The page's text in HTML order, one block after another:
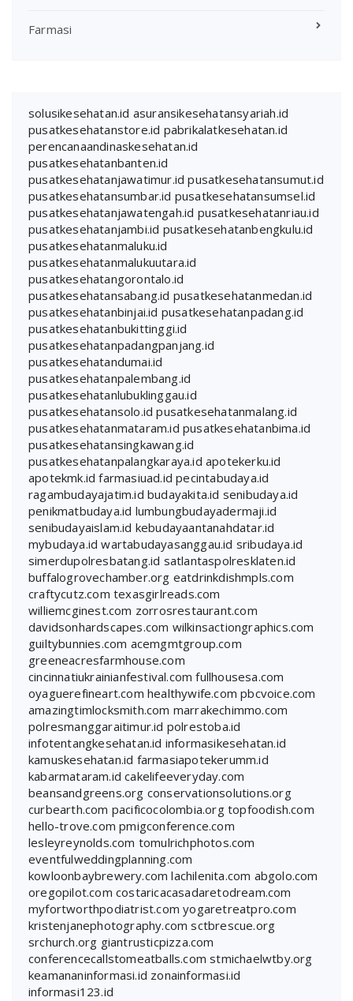
Farmasi
solusikesehatan.id asuransikesehatansyariah.id
pusatkesehatanstore.id pabrikalatkesehatan.id
perencanaandinaskesehatan.id
pusatkesehatanbanten.id
pusatkesehatanjawatimur.id pusatkesehatansumut.id
pusatkesehatansumbar.id pusatkesehatansumsel.id
pusatkesehatanjawatengah.id pusatkesehatanriau.id
pusatkesehatanjambi.id pusatkesehatanbengkulu.id
pusatkesehatanmaluku.id
pusatkesehatanmalukuutara.id
pusatkesehatangorontalo.id
pusatkesehatansabang.id pusatkesehatanmedan.id
pusatkesehatanbinjai.id pusatkesehatanpadang.id
pusatkesehatanbukittinggi.id
pusatkesehatanpadangpanjang.id
pusatkesehatandumai.id
pusatkesehatanpalembang.id
pusatkesehatanlubuklinggau.id
pusatkesehatansolo.id pusatkesehatanmalang.id
pusatkesehatanmataram.id pusatkesehatanbima.id
pusatkesehatansingkawang.id
pusatkesehatanpalangkaraya.id apotekerku.id
apotekmk.id farmasiuad.id pecintabudaya.id
ragambudayajatim.id budayakita.id senibudaya.id
penikmatbudaya.id lumbungbudayadermaji.id
senibudayaislam.id kebudayaantanahdatar.id
mybudaya.id wartabudayasanggau.id sribudaya.id
simerdupolresbatang.id satlantaspolresklaten.id
buffalogrovechamber.org eatdrinkdishmpls.com
craftycutz.com texasgirlreads.com
williemcginest.com zorrosrestaurant.com
davidsonhardscapes.com wilkinsactiongraphics.com
guiltybunnies.com acemgmtgroup.com
greeneacresfarmhouse.com
cincinnatiukrainianfestival.com fullhousesa.com
oyaguerefineart.com healthywife.com pbcvoice.com
amazingtimlocksmith.com marrakechimmo.com
polresmanggaraitimur.id polrestoba.id
infotentangkesehatan.id informasikesehatan.id
kamuskesehatan.id farmasiapotekerumm.id
kabarmataram.id cakelifeeveryday.com
beansandgreens.org conservationsolutions.org
curbearth.com pacificocolombia.org topfoodish.com
hello-trove.com pmigconference.com
lesleyreynolds.com tomulrichphotos.com
eventfulweddingplanning.com
kowloonbaybrewery.com lachilenita.com abgolo.com
oregopilot.com costaricacasadaretodream.com
myfortworthpodiatrist.com yogaretreatpro.com
kristenjanephotography.com sctbrescue.org
srchurch.org giantrusticpizza.com
conferencecallstomeatballs.com stmichaelwtby.org
keamananinformasi.id zonainformasi.id
informasi123.id